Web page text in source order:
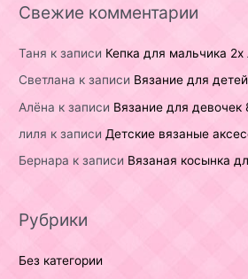
Свежие комментарии
Таня к записи Кепка для мальчика 2х
Светлана к записи Вязание для детей
Алёна к записи Вязание для девочек
лиля к записи Детские вязаные
Бернара к записи Вязаная косынка
Рубрики
Без категории